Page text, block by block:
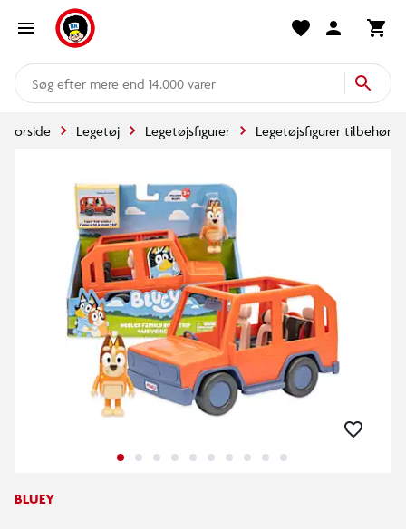
mere end 14.000 varer
Forside Legetøj Legetøjsfigurer Legetøjsfigurer tilbehør
BLUEY